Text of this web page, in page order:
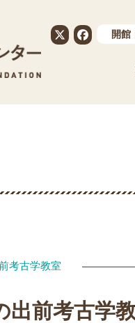
公益財団法人 石
開
考古学教室
出前考古学